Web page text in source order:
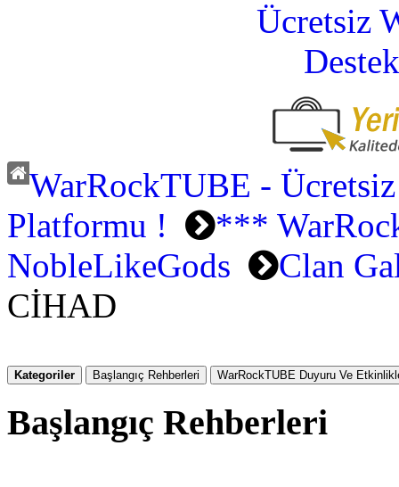
WarRockTUBE -
Platformu !
***
NobleLikeGods
Clan
CİHAD
Kategoriler Başlangıç Rehberleri WarRockTUBE Duyuru Ve
Başlangıç Rehberleri